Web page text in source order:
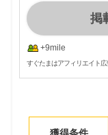
掲
+9mile
すぐたまはアフィリエイト